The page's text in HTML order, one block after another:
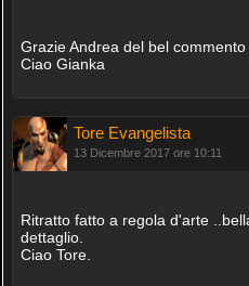
Grazie Andrea del bel commento
Ciao Gianka
Tore Evangelista
13 Dicembre 2017 ore 10:11
Ritratto fatto a regola d'arte
dettaglio.
Ciao Tore.